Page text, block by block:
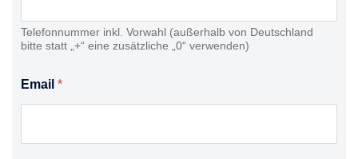
Telefonnummer inkl. Vorwahl (außerhalb von Deutschland
bitte statt „+“ eine zusätzliche „0“ verwenden)
Email *